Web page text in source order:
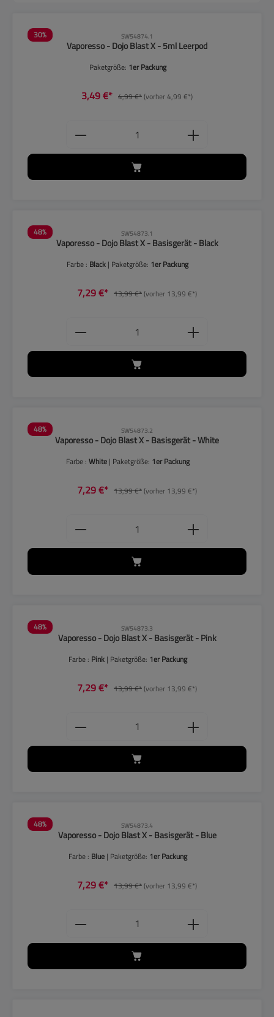
30% SW54874.1
Vaporesso - Dojo Blast X - 5ml Leerpod
Paketgröße: 1er Packung
3,49 €* 4,99 €*(vorher 4,99 €*)
Produkt Anzahl: Gib den
48% SW54873.1
Vaporesso - Dojo Blast X - Basisgerät - Black
Farbe : Black | Paketgröße: 1er Packung
7,29 €* 13,99 €*(vorher 13,99 €*)
Produkt Anzahl: Gib den
48% SW54873.2
Vaporesso - Dojo Blast X - Basisgerät - White
Farbe : White | Paketgröße: 1er Packung
7,29 €* 13,99 €*(vorher 13,99 €*)
Produkt Anzahl: Gib den
48% SW54873.3
Vaporesso - Dojo Blast X - Basisgerät - Pink
Farbe : Pink | Paketgröße: 1er Packung
7,29 €* 13,99 €*(vorher 13,99 €*)
Produkt Anzahl: Gib den
48% SW54873.4
Vaporesso - Dojo Blast X - Basisgerät - Blue
Farbe : Blue | Paketgröße: 1er Packung
7,29 €* 13,99 €*(vorher 13,99 €*)
Produkt Anzahl: Gib den